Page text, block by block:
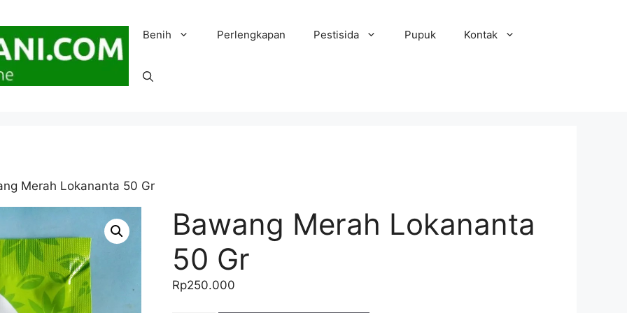
Benih Perlengkapan Pestisida Pupuk Kontak
Merah Lokananta 50 Gr
Bawang Merah Lokananta
50 Gr
Rp250.000